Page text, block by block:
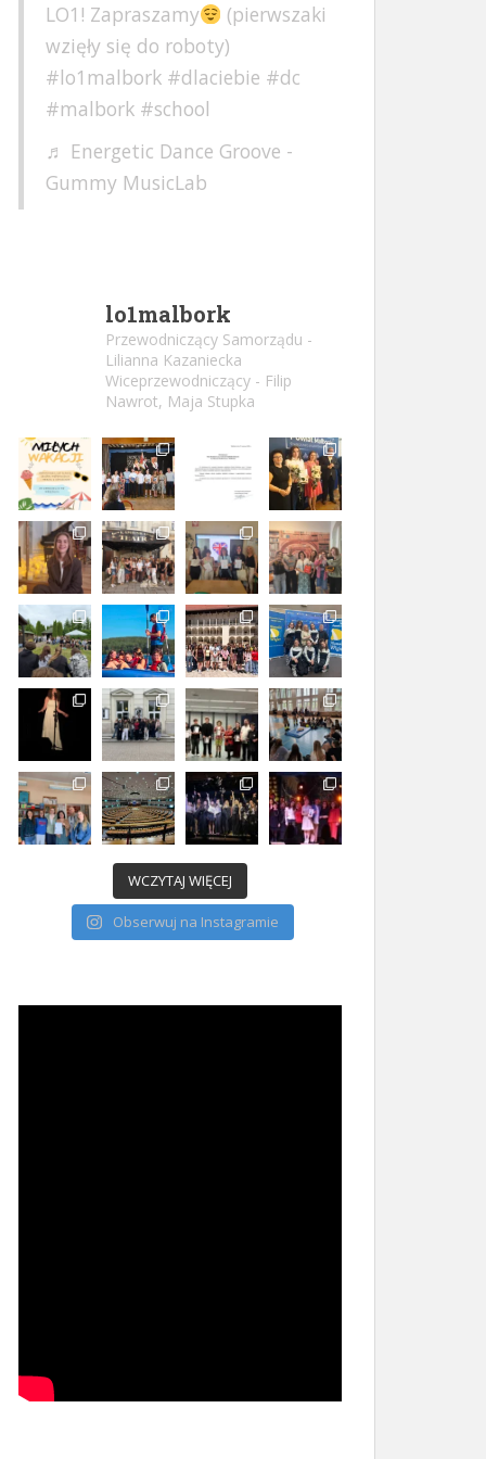
LO1! Zapraszamy
(pierwszaki
wzięły się do roboty)
#lo1malbork #dlaciebie #dc
#malbork #school
♬ Energetic Dance Groove -
Gummy MusicLab
lo1malbork
Przewodniczący Samorządu -
Lilianna Kazaniecka
Wiceprzewodniczący - Filip
Nawrot, Maja Stupka
WCZYTAJ WIĘCEJ
Obserwuj na Instagramie